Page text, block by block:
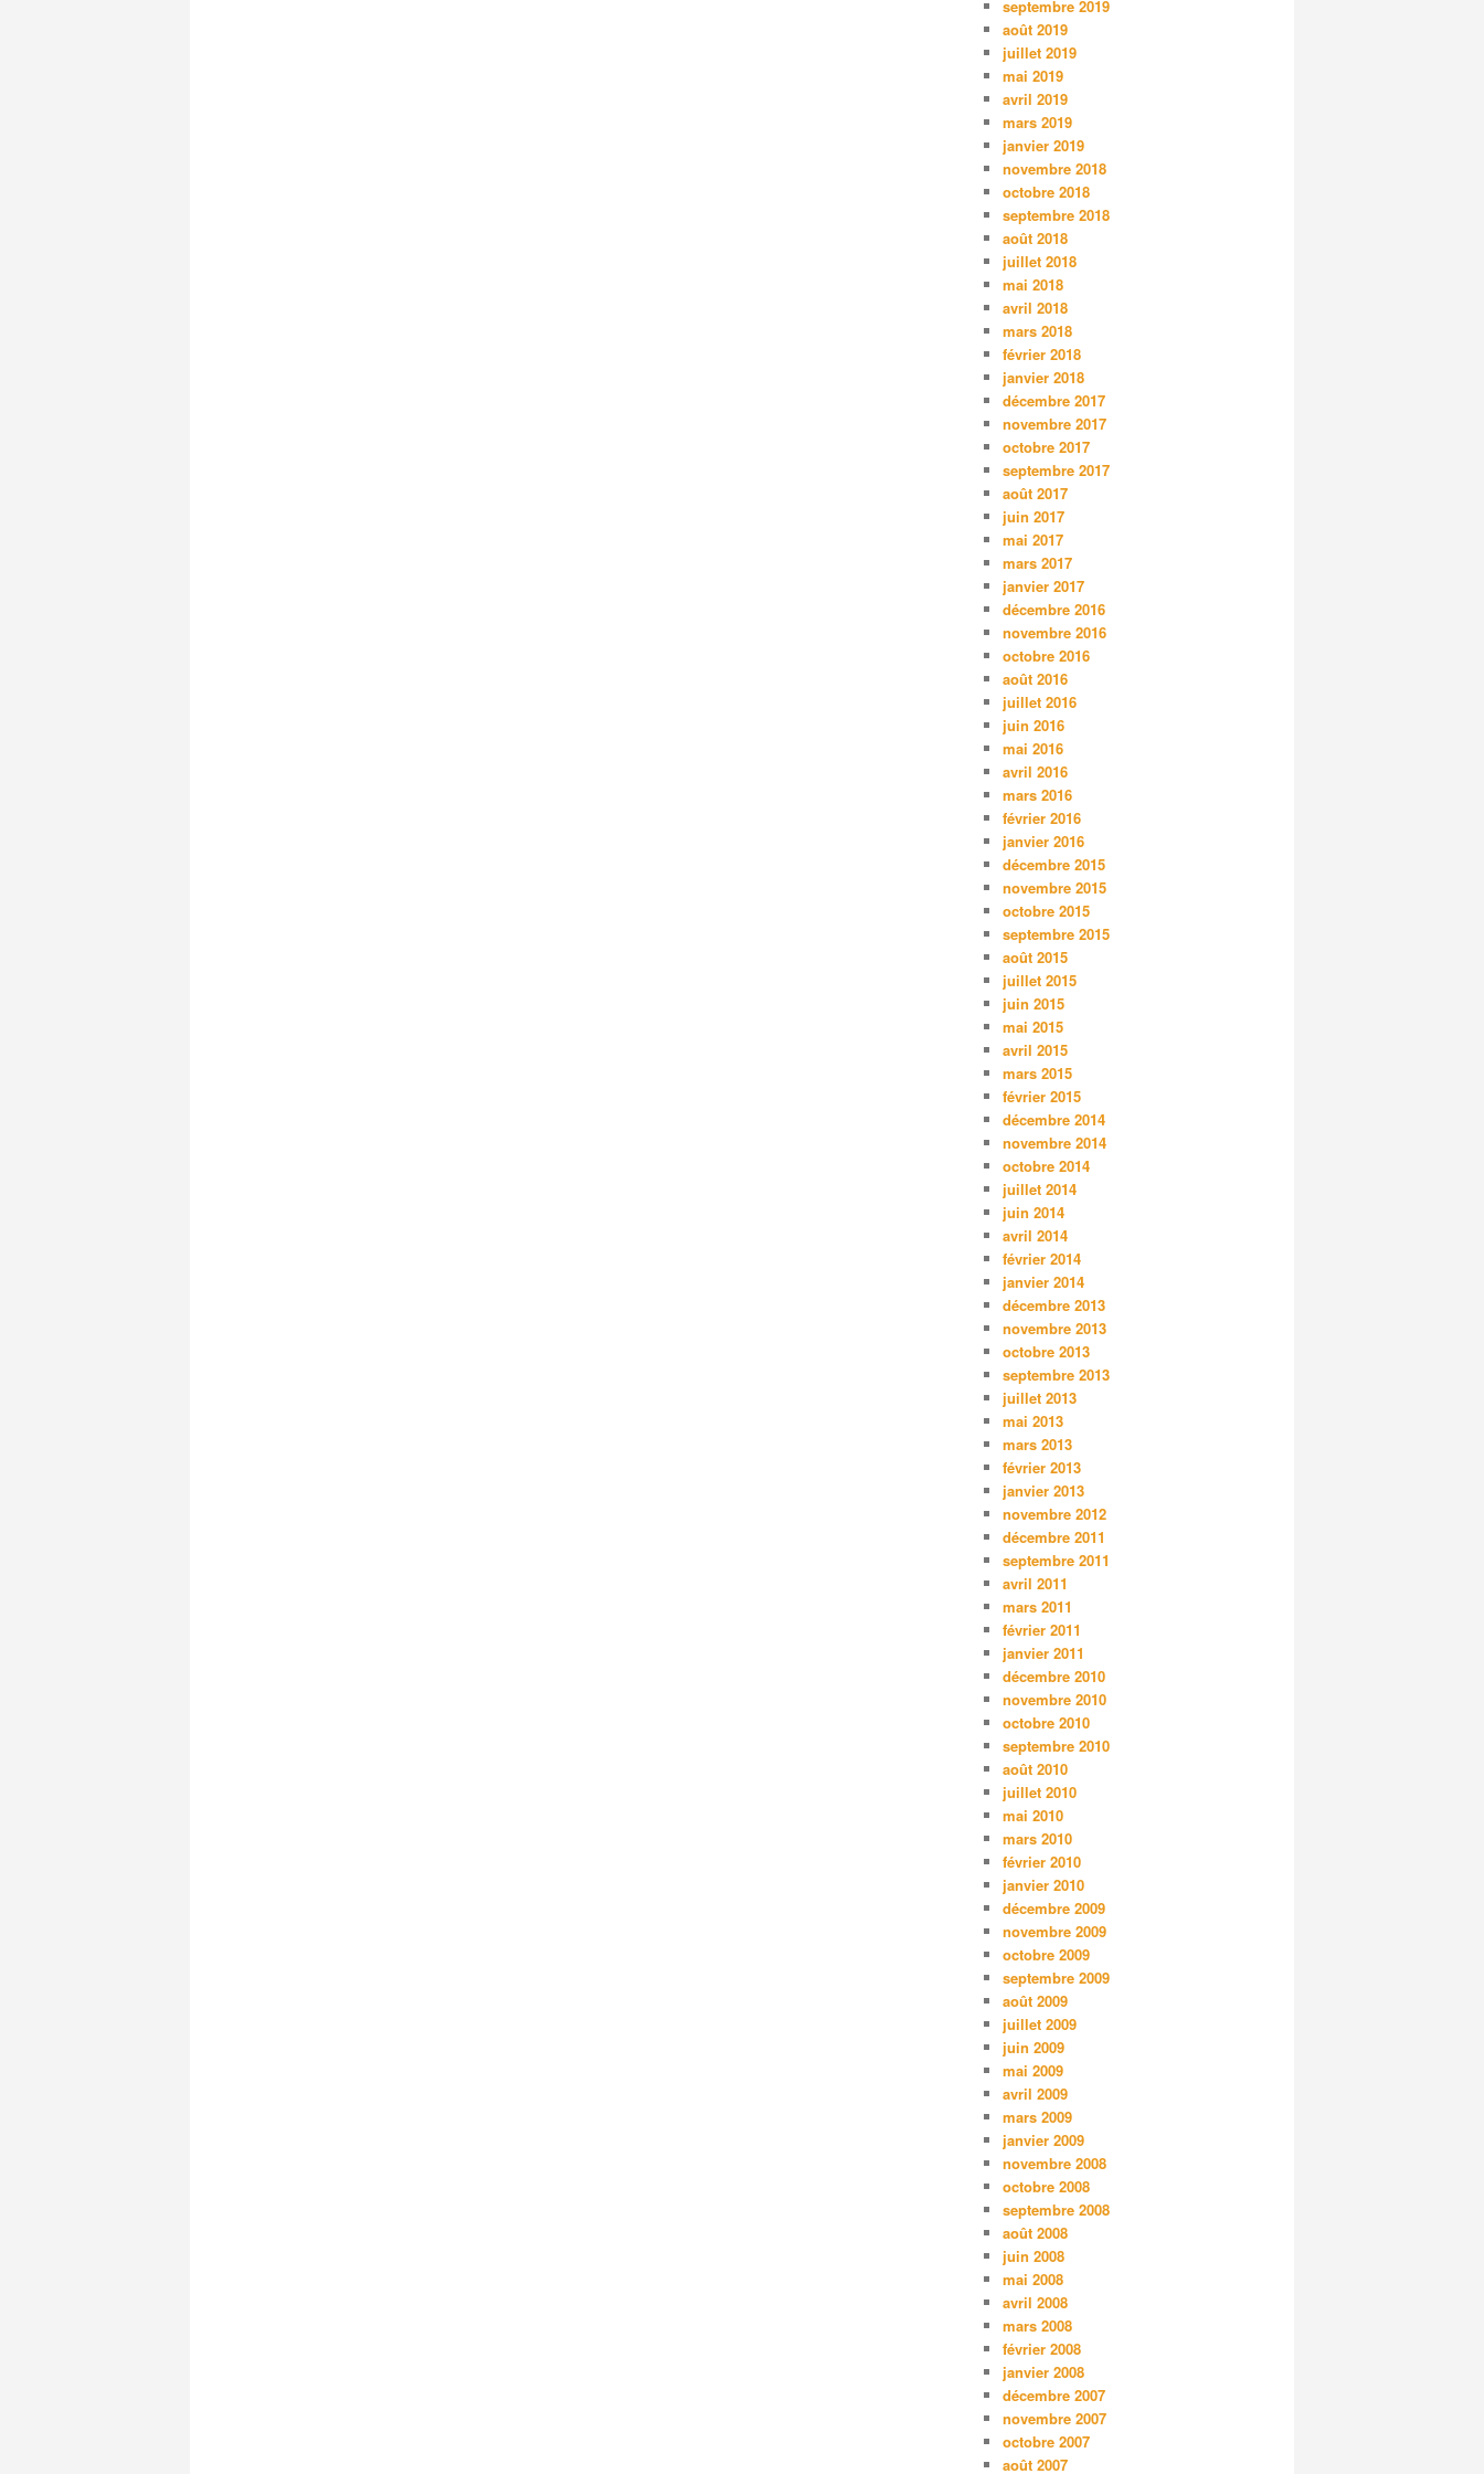
septembre 2019
août 2019
juillet 2019
mai 2019
avril 2019
mars 2019
janvier 2019
novembre 2018
octobre 2018
septembre 2018
août 2018
juillet 2018
mai 2018
avril 2018
mars 2018
février 2018
janvier 2018
décembre 2017
novembre 2017
octobre 2017
septembre 2017
août 2017
juin 2017
mai 2017
mars 2017
janvier 2017
décembre 2016
novembre 2016
octobre 2016
août 2016
juillet 2016
juin 2016
mai 2016
avril 2016
mars 2016
février 2016
janvier 2016
décembre 2015
novembre 2015
octobre 2015
septembre 2015
août 2015
juillet 2015
juin 2015
mai 2015
avril 2015
mars 2015
février 2015
décembre 2014
novembre 2014
octobre 2014
juillet 2014
juin 2014
avril 2014
février 2014
janvier 2014
décembre 2013
novembre 2013
octobre 2013
septembre 2013
juillet 2013
mai 2013
mars 2013
février 2013
janvier 2013
novembre 2012
décembre 2011
septembre 2011
avril 2011
mars 2011
février 2011
janvier 2011
décembre 2010
novembre 2010
octobre 2010
septembre 2010
août 2010
juillet 2010
mai 2010
mars 2010
février 2010
janvier 2010
décembre 2009
novembre 2009
octobre 2009
septembre 2009
août 2009
juillet 2009
juin 2009
mai 2009
avril 2009
mars 2009
janvier 2009
novembre 2008
octobre 2008
septembre 2008
août 2008
juin 2008
mai 2008
avril 2008
mars 2008
février 2008
janvier 2008
décembre 2007
novembre 2007
octobre 2007
août 2007